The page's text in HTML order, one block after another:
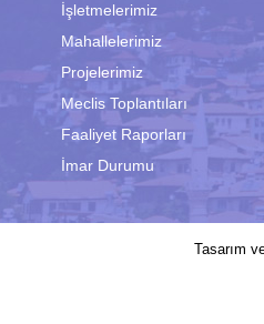
İşletmelerimiz
Mahallelerimiz
Projelerimiz
Meclis Toplantıları
Faaliyet Raporları
İmar Durumu
Tasarım